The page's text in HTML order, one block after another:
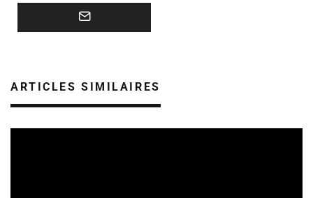
ARTICLES SIMILAIRES